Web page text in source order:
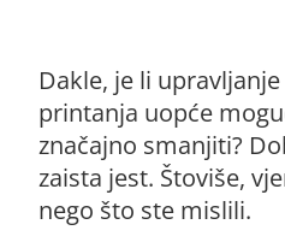
Dakle, je li
printanja uopće
značajno smanjiti?
zaista jest. Štoviše,
nego što ste mislili.